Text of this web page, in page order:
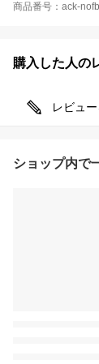
商品番号：ack-
購入した人の
レビュー
ショップ内で